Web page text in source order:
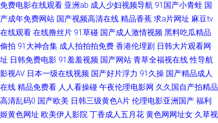
线看 伊人网管网 久草福利资源 91香蕉黄 久草老司机 亚洲av先锋资源 91在
线视频免费播放 男人的天堂综合网z 97久久在线 青草91在线视频 91免费看
片白丝 黑丝美女足交 婷婷深爱五月激情 91无码精品入口竹菊 久久蜜桃麻豆
伊人青久久 91播放 久久二区福利 91超碰综合 丁香婷婷乱鲁 日韩精品玖玖玖
免费电影在线观看 亚洲ab 成人少妇视频导航 91国产小青蛙 国
产成年免费网站 国产视频高清在线 精品香蕉 求a片网址 麻豆tv
在线观看 在线撸丝片 91草碰 国产成人激情视频 黑料吃瓜精品
偷拍 91大神合集 成人拍拍拍免费 香港伦理剧 日韩大片观看网
址 日韩免费电影 91羞羞视频 国产网站 青草全福视在线 性导航
影视AV 日本一级在线视频 国产好片浮力 91久操 国产精品成人
在线 精品免费看 人人看操碰 午夜伦理电影网 久久国自产拍精品
高清乱码0 国产欧美 日韩三级黄色A片 伦理电影亚洲国产 福利
姬黄色网址 欧美伊人影院 丁香成人五月花 黄色网网址女 久草视